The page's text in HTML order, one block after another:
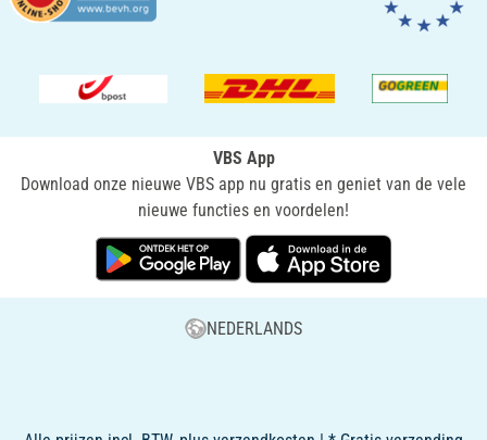
VBS App
Download onze nieuwe VBS app nu gratis en geniet van de vele
nieuwe functies en voordelen!
NEDERLANDS